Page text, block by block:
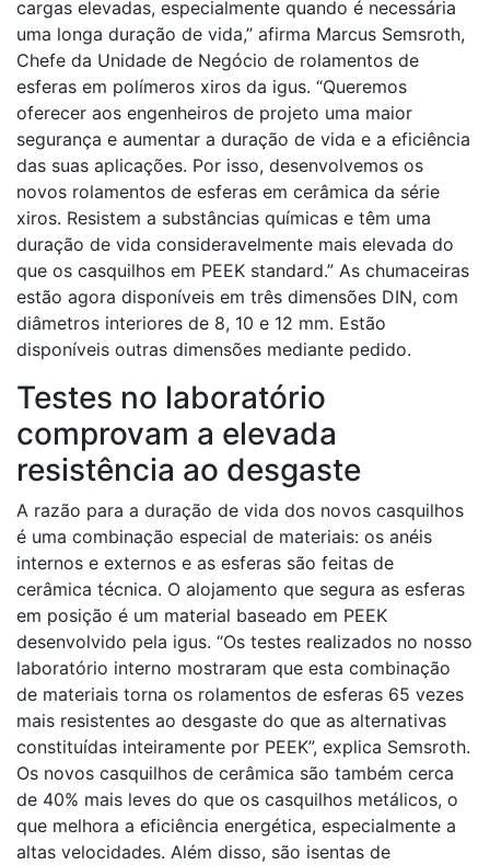
cargas elevadas, especialmente quando é necessária
uma longa duração de vida,” afirma Marcus Semsroth,
Chefe da Unidade de Negócio de rolamentos de
esferas em polímeros xiros da igus. “Queremos
oferecer aos engenheiros de projeto uma maior
segurança e aumentar a duração de vida e a eficiência
das suas aplicações. Por isso, desenvolvemos os
novos rolamentos de esferas em cerâmica da série
xiros. Resistem a substâncias químicas e têm uma
duração de vida consideravelmente mais elevada do
que os casquilhos em PEEK standard.” As chumaceiras
estão agora disponíveis em três dimensões DIN, com
diâmetros interiores de 8, 10 e 12 mm. Estão
disponíveis outras dimensões mediante pedido.
Testes no laboratório
comprovam a elevada
resistência ao desgaste
A razão para a duração de vida dos novos casquilhos
é uma combinação especial de materiais: os anéis
internos e externos e as esferas são feitas de
cerâmica técnica. O alojamento que segura as esferas
em posição é um material baseado em PEEK
desenvolvido pela igus. “Os testes realizados no nosso
laboratório interno mostraram que esta combinação
de materiais torna os rolamentos de esferas 65 vezes
mais resistentes ao desgaste do que as alternativas
constituídas inteiramente por PEEK”, explica Semsroth.
Os novos casquilhos de cerâmica são também cerca
de 40% mais leves do que os casquilhos metálicos, o
que melhora a eficiência energética, especialmente a
altas velocidades. Além disso, são isentas de